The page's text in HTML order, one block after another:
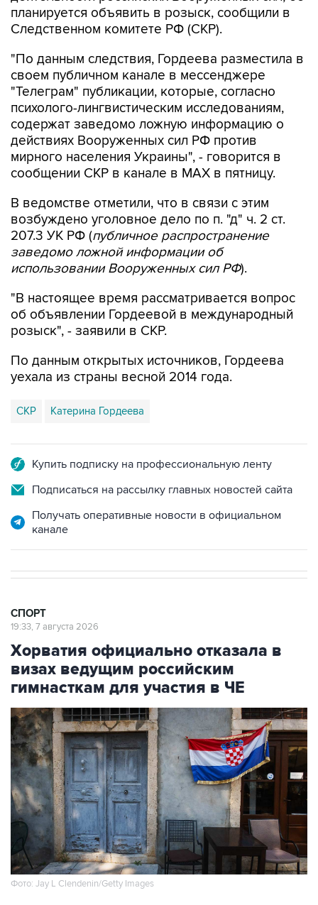
"По данным следствия, Гордеева разместила в
"Телеграм" публикации, которые, согласно
психолого-лингвистическим исследованиям,
содержат заведомо ложную информацию о
действиях Вооруженных сил РФ против
мирного населения Украины", - говорится в
сообщении СКР в канале в MAX в пятницу.
В ведомстве отметили, что в связи с этим
207.3 УК РФ ( публичное распространение
заведомо ложной информации об
использовании Вооруженных сил РФ).
"В настоящее время рассматривается вопрос
розыск", - заявили в СКР.
По данным открытых источников, Гордеева
СКР Катерина Гордеева
Подписаться на рассылку главных новостей сайта
Получать оперативные новости в официальном
Хорватия официально отказала в
визах ведущим российским
гимнасткам для участия в ЧЕ
Фото: Jay L Clendenin/Getty Images
Москва. 7 августа. INTERFAX.RU - Посольство